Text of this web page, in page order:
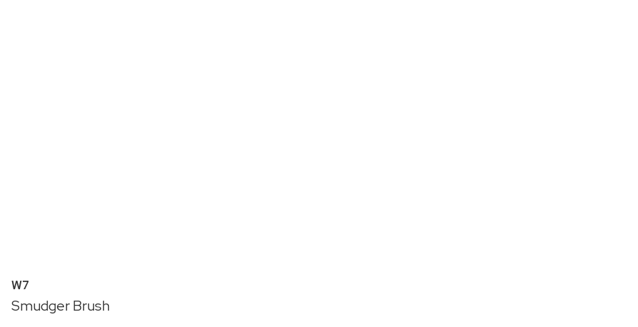
W7
Smudger Brush